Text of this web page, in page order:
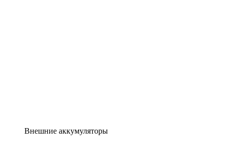
Внешние аккумуляторы